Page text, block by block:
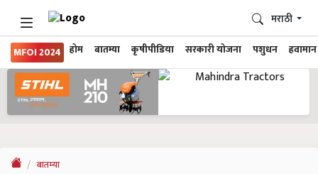
MFOI 2024 होम बातम्या कृषीपीडिया सरकारी योजना पशुधन हवामान
मराठी
बातम्या